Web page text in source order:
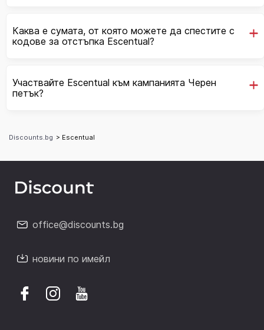
Каква е сумата, от която можете да спестите с
кодове за отстъпка Escentual?
Участвайте Escentual към кампанията Черен
петък?
Discounts.bg > Escentual
office@discounts.bg
новини по имейл